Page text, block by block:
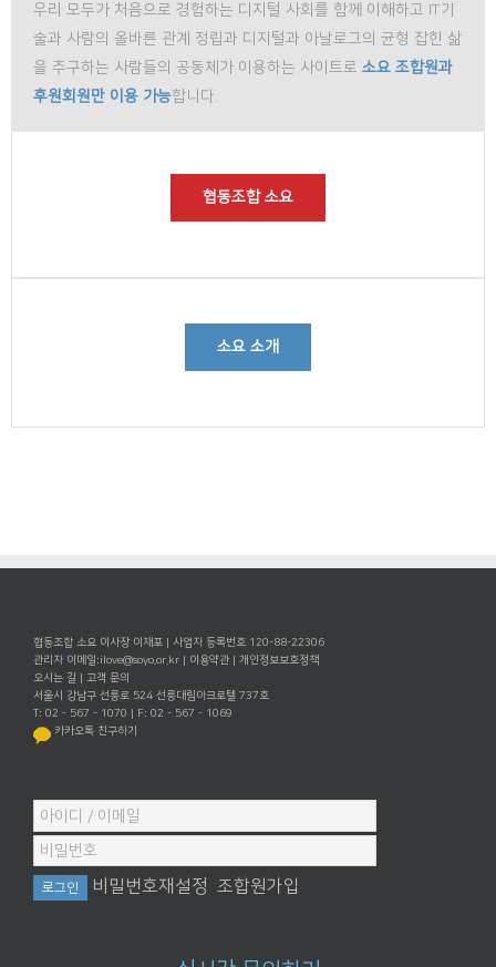
우리 모두가 처음으로 경험하는 디지털 사회를 함께 이해하고 IT기
술과 사람의 올바른 관계 정립과 디지털과 아날로그의 균형 잡힌 삶
을 추구하는 사람들의 공동체가 이용하는 사이트로 소요 조합원과
후원회원만 이용 가능합니다.
협동조합 소요
소요 소개
협동조합 소요 이사장 이재포 | 사업자 등록번호 120-88-22306
관리자 이메일:ilove@soyo.or.kr 이용약관
개인정보보호정책
오시는 길
고객 문의
서울시 강남구 선릉로 524 선릉대림아크로텔 737호
T: 02 - 567 - 1070 | F: 02 - 567 - 1069
카카오톡 친구하기
비밀번호재설정 조합원가입